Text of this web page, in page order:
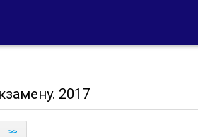
2017
>>